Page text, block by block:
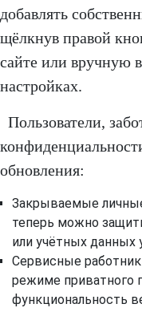
добавлять
щёлкнув правой
сайте или вручную
настройках.
Пользователи,
обновления:
Закрываемые
теперь можно
или учётных данных
Сервисные
режиме приватного
функциональность